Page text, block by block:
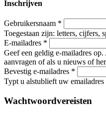
Inschrijven
Gebruikersnaam *
Toegestaan zijn: letters, cijfers,
E-mailadres *
Geef een geldig e-mailadres
aanvragen of als u nieuws of
Bevestig e-mailadres *
Typt u alstublieft uw
Wachtwoordvereisten